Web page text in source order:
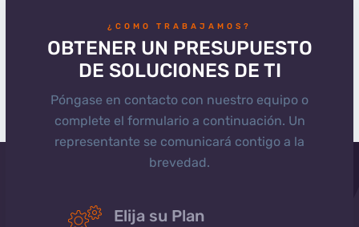
¿COMO TRABAJAMOS?
OBTENER UN PRESUPUESTO
DE SOLUCIONES DE TI
Póngase en contacto con nuestro equipo o
complete el formulario a continuación. Un
representante se comunicará contigo a la
brevedad.
Elija su Plan